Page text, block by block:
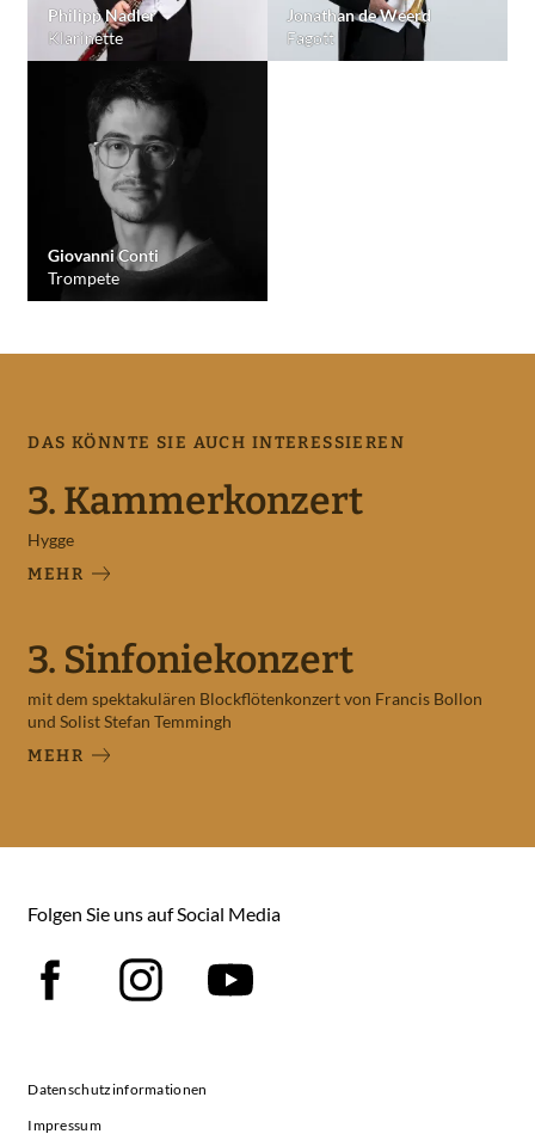
Philipp Nadler
Klarinette
Jonathan de Weerd
Fagott
Giovanni Conti
Trompete
DAS KÖNNTE SIE AUCH INTERESSIEREN
3. Kammerkonzert
Hygge
MEHR
3. Sinfoniekonzert
mit dem spektakulären Blockflötenkonzert von Francis Bollon
und Solist Stefan Temmingh
MEHR
Folgen Sie uns auf Social Media
Datenschutzinformationen
Impressum